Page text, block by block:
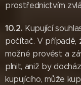
prostřednictvím
10.2. Kupující
počítač. V případě,
možné provést a
plnit, aniž by
kupujícího, může